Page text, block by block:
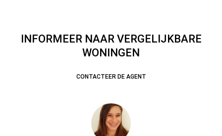
INFORMEER NAAR VERGELIJKBARE
WONINGEN
CONTACTEER DE AGENT